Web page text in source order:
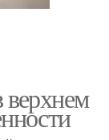
верхнем